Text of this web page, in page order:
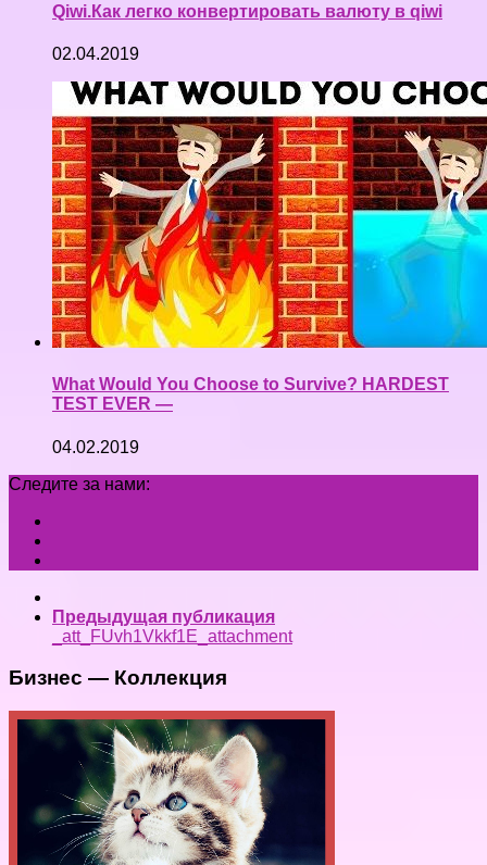
Qiwi.Как легко конвертировать валюту в qiwi
02.04.2019
What Would You Choose to Survive? HARDEST
TEST EVER —
04.02.2019
Следите за нами:
Предыдущая публикация
_att_FUvh1Vkkf1E_attachment
Бизнес — Коллекция